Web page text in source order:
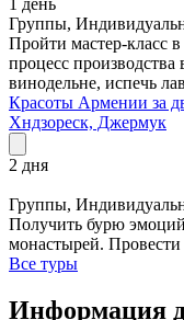
1 день
Группы,
Пройти мастер-класс
процесс
винодельне, испечь
Красоты Армении за
Хндзореск, Джермук
2 дня
Группы,
Получить бурю
монастырей. Провести
Все туры
Информация